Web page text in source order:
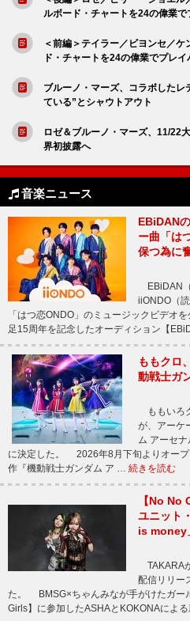
ルボード・チャートを24の偉業で
＜前編＞テイラー／ビヨンセ／
ド・チャートを24の偉業でプレイ
ブルーノ・マーズ、コラボしたレ
ている”とシャウトアウト
ロゼ＆ブルーノ・マーズ、11/22
界初披露へ
音楽ニュース
EBiDAN
ー曲「は
保つ為に
EBiDAN
iiONDO（
「はつ恋ONDO」のミュージックビデ
足15周年を記念したオーディション【
ももクロ
動戦士ガ
ももいろ
が、アーケ
ム アーセ
に決定した。 2026年8月下旬よりオー
作『機動戦士ガンダム ア … 続きを読む
【No No
ユニット
is money
TAKARA
配信リリー
た。 BMSG×ちゃんみなが手がけたガー
Girls】に参加したASHAとKOKONAによ